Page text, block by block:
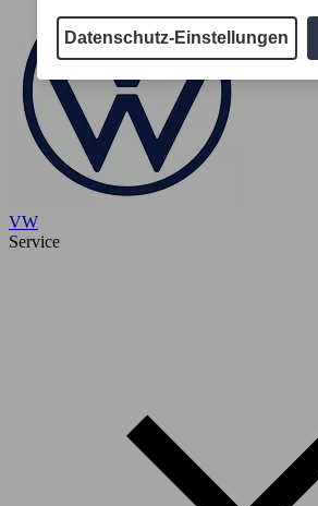
VW
Service
Datenschutz-Einstellungen